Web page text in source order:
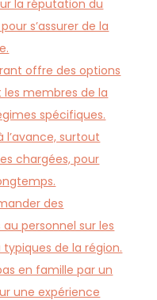
la réputation du
s’assurer de la
offre des options
membres de la
spécifiques.
l’avance, surtout
chargées, pour
des
personnel sur les
de la région.
en famille par un
une expérience